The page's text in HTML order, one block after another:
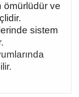
ömürlüdür ve
sistem